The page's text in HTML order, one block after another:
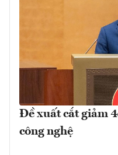
Đề xuất cắt giảm
công nghệ